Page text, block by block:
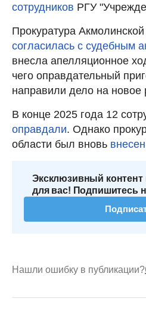
сотрудников РГУ
Прокуратура Акмолинской
согласилась с судебным
внесла апелляционное
чего оправдательный
направили дело на новое
В конце 2025 года 12
оправдали. Однако
области был вновь внесен
Эксклюзивный контент
для вас! Подпишитесь
Нашли ошибку в публикации?